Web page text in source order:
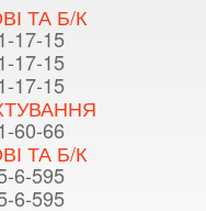
ТА Б/К
17-15
17-15
17-15
60-66
ТА Б/К
6-595
6-595